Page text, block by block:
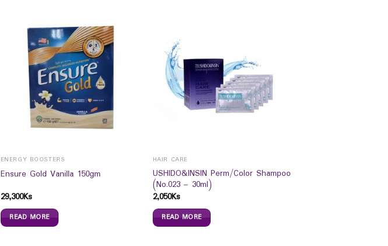
ENERGY BOOSTERS
Ensure Gold Vanilla 150gm
29,300Ks
READ MORE
HAIR CARE
USHIDO&INSIN Perm/Color Shampoo
(No.023 – 30ml)
2,050Ks
READ MORE